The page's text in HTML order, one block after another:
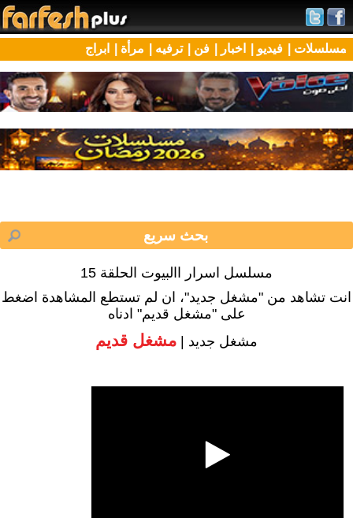
مسلسلات | فيديو | اخبار | فن | ترفيه | مرأة | ابراج
مسلسل اسرار االبيوت الحلقة 15
انت تشاهد من "مشغل جديد"، ان لم تستطع المشاهدة اضغط
على "مشغل قديم" ادناه
مشغل جديد | مشغل قديم